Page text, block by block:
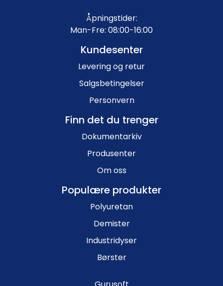
Åpningstider:
Man-Fre: 08:00-16:00
Kundesenter
Levering og retur
Salgsbetingelser
Personvern
Finn det du trenger
Dokumentarkiv
Produsenter
Om oss
Populære produkter
Polyuretan
Demister
Industridyser
Børster